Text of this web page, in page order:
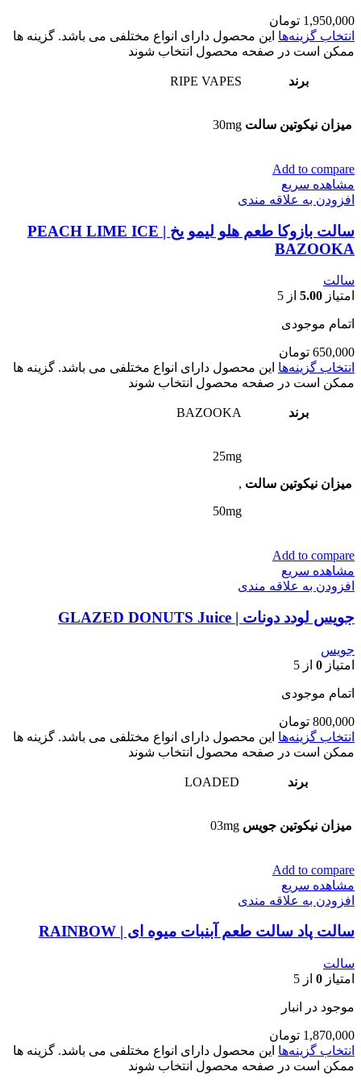
1,950,000 تومان
انتخاب گزینه‌ها این محصول دارای انواع مختلفی می باشد. گزینه ها
ممکن است در صفحه محصول انتخاب شوند
برند RIPE VAPES
میزان نیکوتین سالت 30mg
Add to compare
مشاهده سریع
افزودن به علاقه مندی
سالت بازوکا طعم هلو لیمو یخ | PEACH LIME ICE
BAZOOKA
سالت
امتیاز 5.00 از 5
اتمام موجودی
650,000 تومان
انتخاب گزینه‌ها این محصول دارای انواع مختلفی می باشد. گزینه ها
ممکن است در صفحه محصول انتخاب شوند
برند BAZOOKA
میزان نیکوتین سالت
25mg
,
50mg
Add to compare
مشاهده سریع
افزودن به علاقه مندی
جویس لودد دونات | GLAZED DONUTS Juice
جویس
امتیاز 0 از 5
اتمام موجودی
800,000 تومان
انتخاب گزینه‌ها این محصول دارای انواع مختلفی می باشد. گزینه ها
ممکن است در صفحه محصول انتخاب شوند
برند LOADED
میزان نیکوتین جویس 03mg
Add to compare
مشاهده سریع
افزودن به علاقه مندی
سالت پاد سالت طعم آبنبات میوه ای | RAINBOW
سالت
امتیاز 0 از 5
موجود در انبار
1,870,000 تومان
انتخاب گزینه‌ها این محصول دارای انواع مختلفی می باشد. گزینه ها
ممکن است در صفحه محصول انتخاب شوند